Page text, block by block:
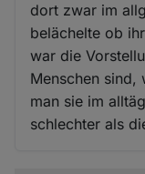
dort zwar im
belächelte ob
war die
Menschen sind,
man sie im
schlechter als